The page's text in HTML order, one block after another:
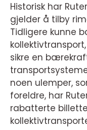
Historisk har
gjelder å tilby
Tidligere kunne
sikre en
noen ulemper,
foreldre, har
rabatterte